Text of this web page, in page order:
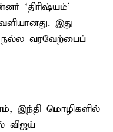
‘திரிஷ்யம்’
இது
நல்ல வரவேற்பைப்
இந்தி மொழிகளில்
விஜய்